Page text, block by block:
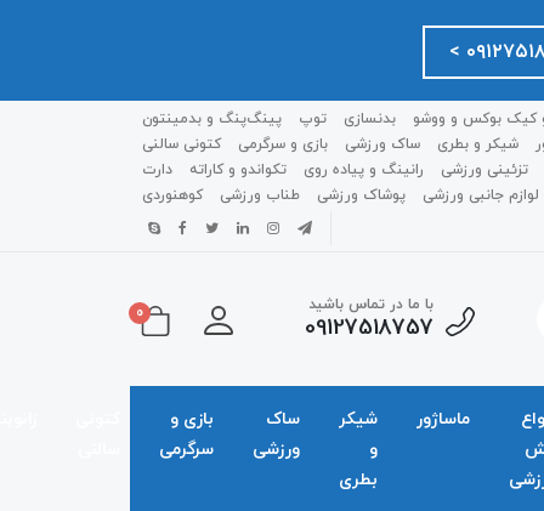
کیک بوکس و ووشو بدنسازی توپ
پینگ‌پنگ و بدمينتون
شیکر و بطری ساک ورزشی بازی و سرگرمی
کتونی سالنی
تزئینی ورزشی رانینگ و پیاده روی تکواندو و کاراته
دارت
لوازم جانبی ورزشی
پوشاک ورزشی طناب ورزشی کوهنوردی
با ما در تماس باشید
09127518757
0
ماساژور
شیکر
و
بطری
ساک
ورزشی
بازی و
سرگرمی